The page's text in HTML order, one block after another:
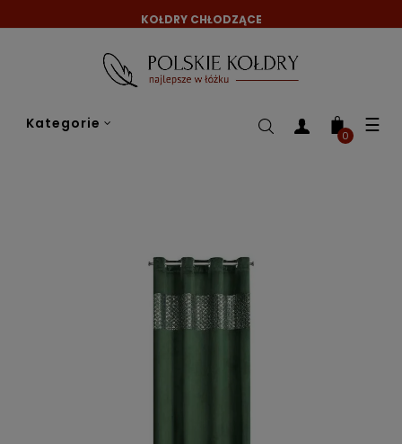
KOŁDRY CHŁODZĄCE
Kategorie ☰
0